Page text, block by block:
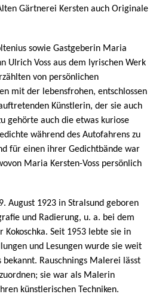
Gärtnerei Kersten auch Originale
sowie Gastgeberin Maria
Ulrich Voss aus dem lyrischen Werk
von persönlichen
mit der lebensfrohen, entschlossen
Künstlerin, der sie auch
gehörte auch die etwas kuriose
während des Autofahrens zu
für einen ihrer Gedichtbände war
Maria Kersten-Voss persönlich
August 1923 in Stralsund geboren
und Radierung, u. a. bei dem
Seit 1953 lebte sie in
und Lesungen wurde sie weit
Rauschnings Malerei lässt
sie war als Malerin
künstlerischen Techniken.